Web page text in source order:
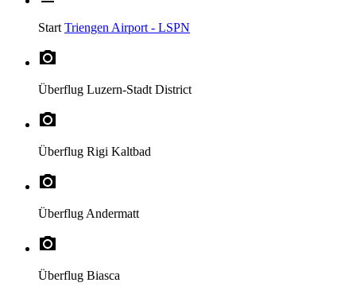
Start Triengen Airport - LSPN
Überflug Luzern-Stadt District
Überflug Rigi Kaltbad
Überflug Andermatt
Überflug Biasca